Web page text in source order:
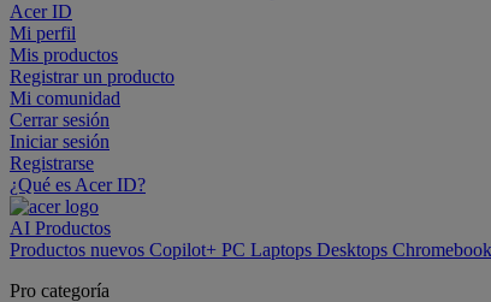
Acer ID
Mi perfil
Mis productos
Registrar un producto
Mi comunidad
Cerrar sesión
Iniciar sesión
Registrarse
¿Qué es Acer ID?
AI Productos
Productos nuevos Copilot+ PC Laptops Desktops
Pro categoría